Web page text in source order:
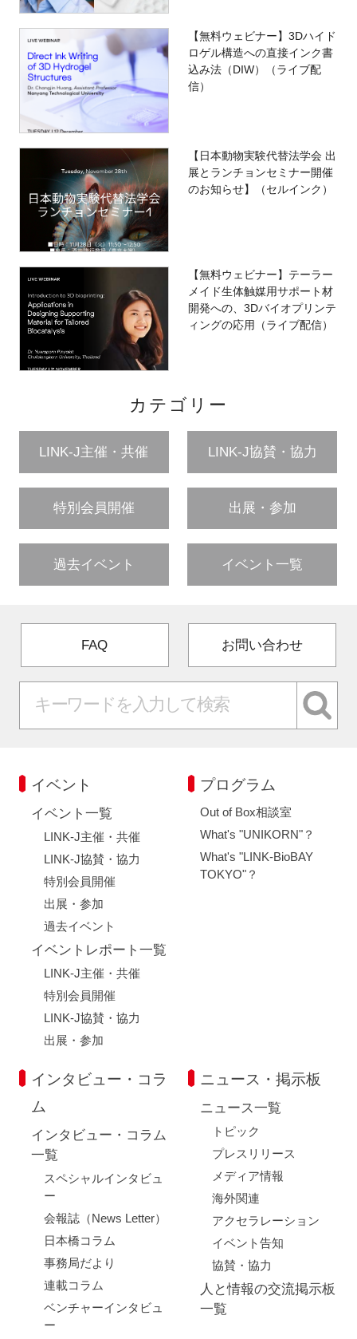
【無料ウェビナー】3Dハイド
ロゲル構造への直接インク書
込み法（DIW）（ライブ配
信）
【日本動物実験代替法学会 出
展とランチョンセミナー開催
のお知らせ】（セルインク）
【無料ウェビナー】テーラー
メイド生体触媒用サポート材
開発への、3Dバイオプリンテ
ィングの応用（ライブ配信）
カテゴリー
LINK-J主催・共催 LINK-J協賛・協力
特別会員開催 出展・参加
過去イベント イベント一覧
FAQ お問い合わせ
イベント
イベント一覧
LINK-J主催・共催
LINK-J協賛・協力
特別会員開催
出展・参加
過去イベント
イベントレポート一覧
LINK-J主催・共催
特別会員開催
LINK-J協賛・協力
出展・参加
プログラム
Out of Box相談室
What's "UNIKORN"？
What's "LINK-BioBAY
TOKYO"？
インタビュー・コラ
ム
インタビュー・コラム
一覧
スペシャルインタビュ
ー
会報誌（News Letter）
日本橋コラム
事務局だより
連載コラム
ベンチャーインタビュ
ー
ニュース・掲示板
ニュース一覧
トピック
プレスリリース
メディア情報
海外関連
アクセラレーション
イベント告知
協賛・協力
人と情報の交流掲示板
一覧